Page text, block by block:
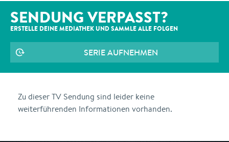
SENDUNG VERPASST?
ERSTELLE DEINE MEDIATHEK UND SAMMLE ALLE FOLGEN
SERIE AUFNEHMEN
Zu dieser TV Sendung sind leider keine
weiterführenden Informationen vorhanden.